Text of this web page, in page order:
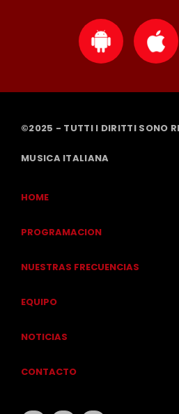
©2025 - TUTTI I DIRITTI SONO
MUSICA ITALIANA
HOME
PROGRAMACION
NUESTRAS FRECUENCIAS
EQUIPO
NOTICIAS
CONTACTO